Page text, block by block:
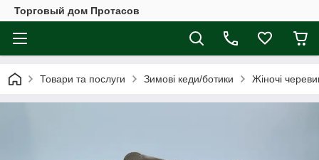
Торговый дом Протасов
Товари та послуги Зимові кеди/ботики Жіночі